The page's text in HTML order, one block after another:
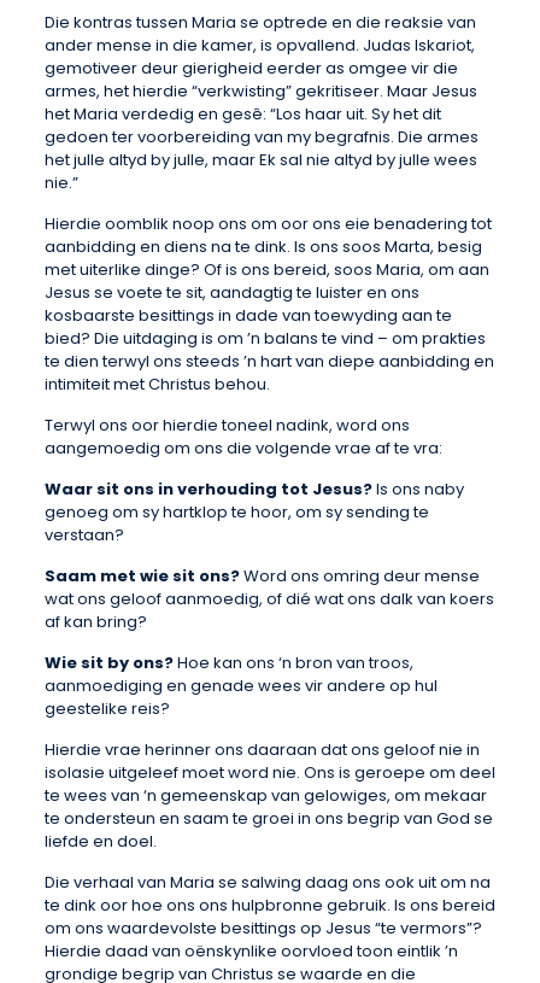
Die kontras tussen Maria se optrede en die reaksie van
ander mense in die kamer, is opvallend. Judas Iskariot,
gemotiveer deur gierigheid eerder as omgee vir die
armes, het hierdie “verkwisting” gekritiseer. Maar Jesus
het Maria verdedig en gesê: “Los haar uit. Sy het dit
gedoen ter voorbereiding van my begrafnis. Die armes
het julle altyd by julle, maar Ek sal nie altyd by julle wees
nie.”
Hierdie oomblik noop ons om oor ons eie benadering tot
aanbidding en diens na te dink. Is ons soos Marta, besig
met uiterlike dinge? Of is ons bereid, soos Maria, om aan
Jesus se voete te sit, aandagtig te luister en ons
kosbaarste besittings in dade van toewyding aan te
bied? Die uitdaging is om ’n balans te vind – om prakties
te dien terwyl ons steeds ’n hart van diepe aanbidding en
intimiteit met Christus behou.
Terwyl ons oor hierdie toneel nadink, word ons
aangemoedig om ons die volgende vrae af te vra:
Waar sit ons in verhouding tot Jesus?Is ons naby
genoeg om sy hartklop te hoor, om sy sending te
verstaan?
Saam met wie sit ons?Word ons omring deur mense
wat ons geloof aanmoedig, of dié wat ons dalk van koers
af kan bring?
Wie sit by ons?Hoe kan ons ‘n bron van troos,
aanmoediging en genade wees vir andere op hul
geestelike reis?
Hierdie vrae herinner ons daaraan dat ons geloof nie in
isolasie uitgeleef moet word nie. Ons is geroepe om deel
te wees van ‘n gemeenskap van gelowiges, om mekaar
te ondersteun en saam te groei in ons begrip van God se
liefde en doel.
Die verhaal van Maria se salwing daag ons ook uit om na
te dink oor hoe ons ons hulpbronne gebruik. Is ons bereid
om ons waardevolste besittings op Jesus “te vermors”?
Hierdie daad van oënskynlike oorvloed toon eintlik ’n
grondige begrip van Christus se waarde en die